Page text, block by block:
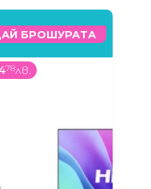
БРОШУРАТА
78лв.